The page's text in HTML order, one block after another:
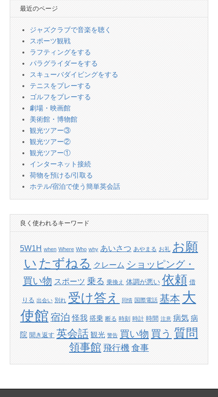
最近のページ
ジャズクラブで音楽を聴く
スポーツ観戦
ラフティングをする
パラグライダーをする
スキューバダイビングをする
テニスをプレーする
ゴルフをプレーする
劇場・映画館
美術館・博物館
観光ツアー③
観光ツアー②
観光ツアー①
インターネット接続
荷物を預ける/引取る
ホテル/宿泊で使う簡単英会話
良く使われるキーワード
5W1H when Where Who why あいさつ あやまる お礼 お願
い たずねる クレーム ショッピング・
買い物 スポーツ 乗る 乗換え 体調が悪い 依頼 借
りる 出会い 別れ 受け答え 同情 国際電話 基本 大
使館 宿泊 怪我 搭乗 断る 時刻 時計 時間 注意 病気 病
院 聞き返す 英会話 観光 警告 買い物 買う 質問
領事館 飛行機 食事